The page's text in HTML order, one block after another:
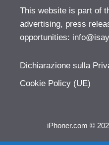
This website is part of
advertising, press
opportunities:
Dichiarazione sulla
Cookie Policy (UE)
iPhoner.com ©